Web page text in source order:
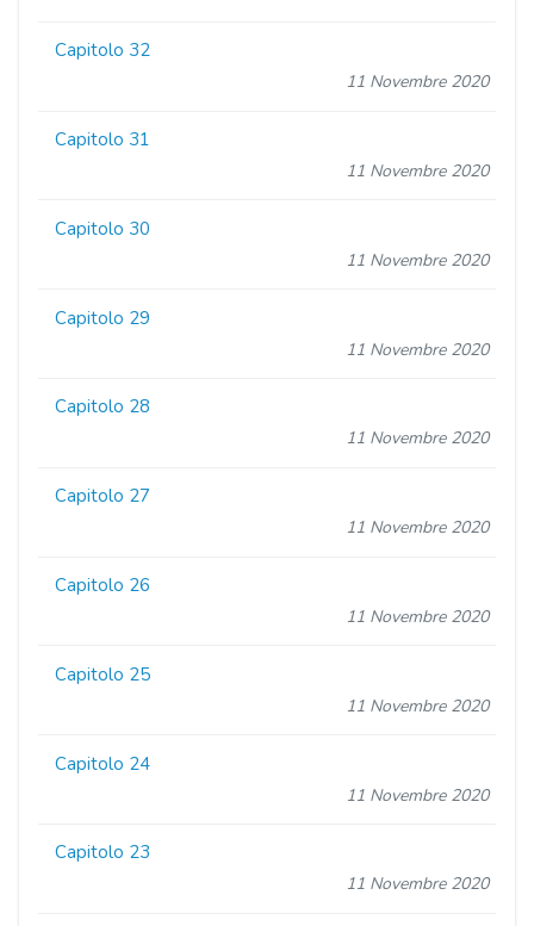
Capitolo 32
11 Novembre 2020
Capitolo 31
11 Novembre 2020
Capitolo 30
11 Novembre 2020
Capitolo 29
11 Novembre 2020
Capitolo 28
11 Novembre 2020
Capitolo 27
11 Novembre 2020
Capitolo 26
11 Novembre 2020
Capitolo 25
11 Novembre 2020
Capitolo 24
11 Novembre 2020
Capitolo 23
11 Novembre 2020